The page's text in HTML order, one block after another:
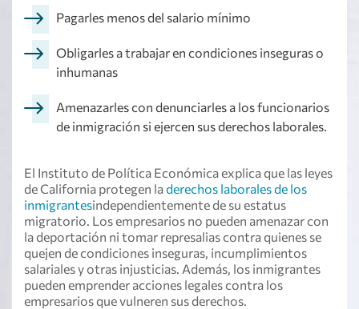
Pagarles menos del salario mínimo
Obligarles a trabajar en condiciones inseguras o
inhumanas
Amenazarles con denunciarles a los funcionarios
de inmigración si ejercen sus derechos laborales.
El Instituto de Política Económica explica que las leyes
de California protegen laderechos laborales de los
inmigrantesindependientemente de su estatus
migratorio. Los empresarios no pueden amenazar con
la deportación ni tomar represalias contra quienes se
quejen de condiciones inseguras, incumplimientos
salariales y otras injusticias. Además, los inmigrantes
pueden emprender acciones legales contra los
empresarios que vulneren sus derechos.